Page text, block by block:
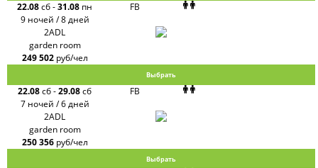
22.08сб-31.08 пн
9 ночей / 8 дней
FB
2ADL
garden room
249 502 руб/чел
Выбрать
22.08сб-29.08сб
7 ночей / 6 дней
FB
2ADL
garden room
250 356 руб/чел
Выбрать